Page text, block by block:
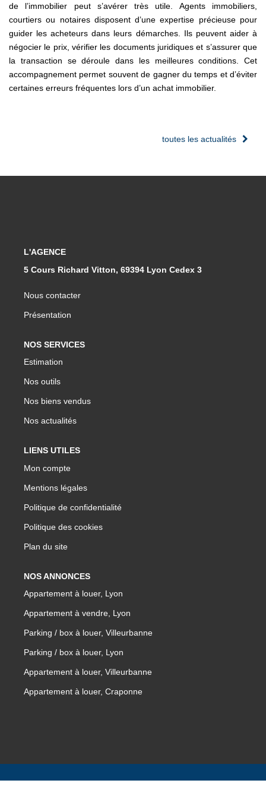
de l’immobilier peut s’avérer très utile. Agents immobiliers,
courtiers ou notaires disposent d’une expertise précieuse pour
guider les acheteurs dans leurs démarches. Ils peuvent aider à
négocier le prix, vérifier les documents juridiques et s’assurer que
la transaction se déroule dans les meilleures conditions. Cet
accompagnement permet souvent de gagner du temps et d’éviter
certaines erreurs fréquentes lors d’un achat immobilier.
toutes les actualités
L'AGENCE
5 Cours Richard Vitton, 69394 Lyon Cedex 3
Nous contacter
Présentation
NOS SERVICES
Estimation
Nos outils
Nos biens vendus
Nos actualités
LIENS UTILES
Mon compte
Mentions légales
Politique de confidentialité
Politique des cookies
Plan du site
NOS ANNONCES
Appartement à louer, Lyon
Appartement à vendre, Lyon
Parking / box à louer, Villeurbanne
Parking / box à louer, Lyon
Appartement à louer, Villeurbanne
Appartement à louer, Craponne